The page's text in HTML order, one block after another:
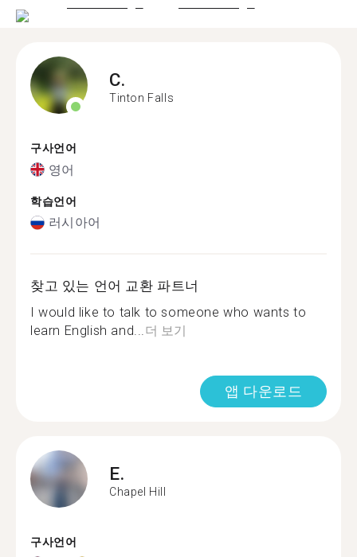
C.
Tinton Falls
구사언어
영어
학습언어
러시아어
찾고 있는 언어 교환 파트너
I would like to talk to someone who wants to
learn English and...더 보기
앱 다운로드
E.
Chapel Hill
구사언어